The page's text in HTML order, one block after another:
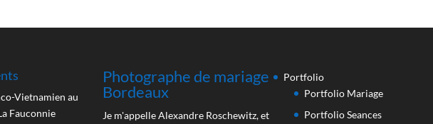
Vietnamien au
Fauconnie
Photographe de mariage
Bordeaux
Je m'appelle Alexandre Roschewitz, et
Portfolio
Portfolio Mariage
Portfolio Seances